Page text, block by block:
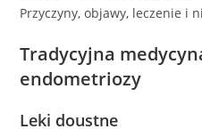
Przyczyny, objawy, leczenie i
Tradycyjna
endometriozy
Leki doustne